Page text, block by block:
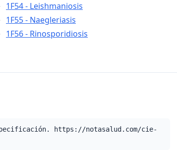
1F54 - Leishmaniosis
1F55 - Naegleriasis
1F56 - Rinosporidiosis
https://notasalud.com/cie-